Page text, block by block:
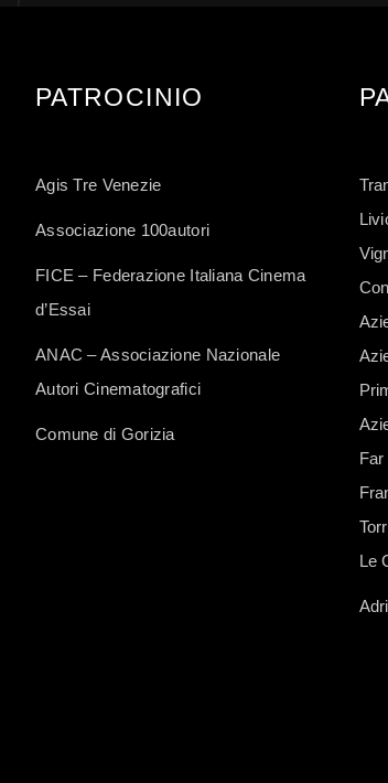
PATROCINIO
Agis Tre Venezie
Associazione 100autori
FICE – Federazione Italiana Cinema
d’Essai
ANAC – Associazione Nazionale
Autori Cinematografici
Comune di Gorizia
Le